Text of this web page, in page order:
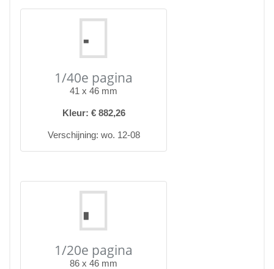
1/40e pagina
41 x 46 mm
Kleur: € 882,26
Verschijning: wo. 12-08
1/20e pagina
86 x 46 mm